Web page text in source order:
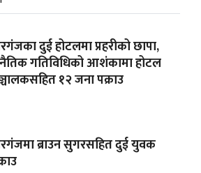
दुई होटलमा प्रहरीको छापा,
गतिविधिको आशंकामा होटल
१२ जना पक्राउ
ब्राउन सुगरसहित दुई युवक